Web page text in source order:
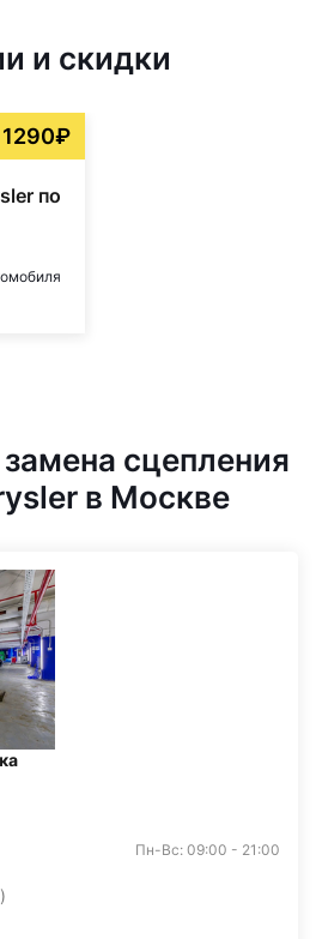
и скидки
1290₽
по
сцепления
в Москве
Пн-Вс: 09:00 - 21:00